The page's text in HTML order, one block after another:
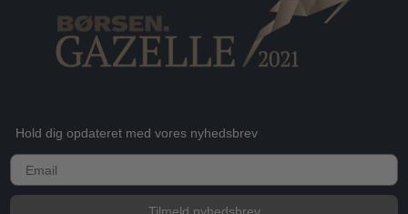
Hold dig opdateret med vores nyhedsbrev
E-mail